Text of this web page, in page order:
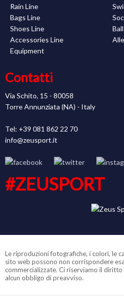
Rain Line
Bags Line
Shoes Line
Accessories Line
Equipment
Contatti
Via Schito, 15 - 80058
Torre Annunziata (NA) - Italy
Tel: +39 081 862 22 70
info@zeusport.it
#ZEUSPORT
Le riproduzioni fotografiche, i colori, le
sito web possono non corrispondere
commercializzate. Ci riserviamo il
alcun obbligo di preavviso.